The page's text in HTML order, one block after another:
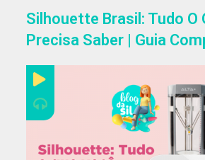
Silhouette Brasil: Tudo O
Precisa Saber | Guia